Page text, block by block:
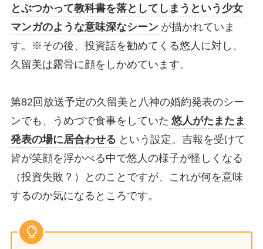
とぶつかって教科書を落としてしまうという少女
マンガのような意味深なシーン が描かれていま
す。※その後、投資話を勧めてくる悠人に対し、
久留美は露骨に顔をしかめています。
第82回放送予定の久留美と八神の婚約発表のシー
ンでも、うめづで食事をしていた 悠人がたまたま
発表の場に居合わせる という設定。吉報を受けて
皆が笑顔を浮かべる中で悠人の様子が怪しくなる
（投資失敗？）とのことですが、これが何を意味
するのか気になるところです。